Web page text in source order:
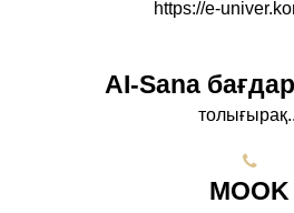
https://e-
AI-Sana
МООK